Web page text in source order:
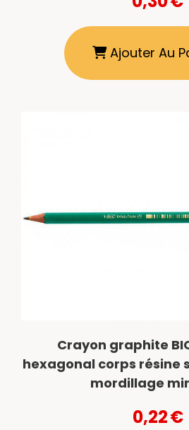
Ajouter Au
Crayon graphite
hexagonal corps résine
mordillage
0,22€